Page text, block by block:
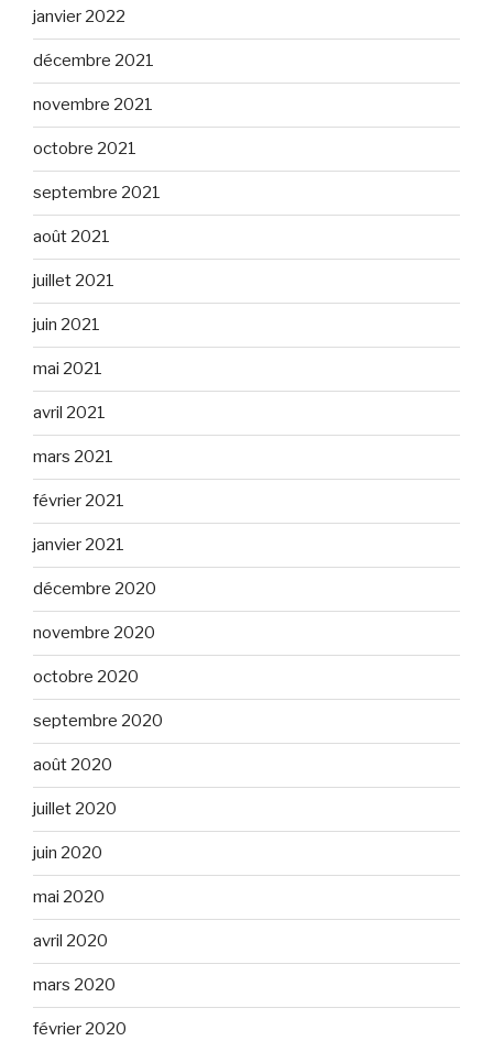
janvier 2022
décembre 2021
novembre 2021
octobre 2021
septembre 2021
août 2021
juillet 2021
juin 2021
mai 2021
avril 2021
mars 2021
février 2021
janvier 2021
décembre 2020
novembre 2020
octobre 2020
septembre 2020
août 2020
juillet 2020
juin 2020
mai 2020
avril 2020
mars 2020
février 2020